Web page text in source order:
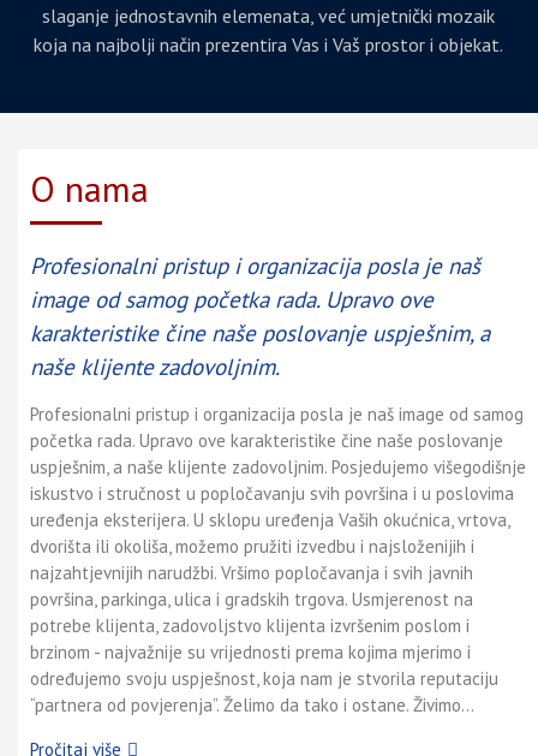
slaganje jednostavnih elemenata, već umjetnički mozaik
koja na najbolji način prezentira Vas i Vaš prostor i objekat.
O nama
Profesionalni pristup i organizacija posla je naš
image od samog početka rada. Upravo ove
karakteristike čine naše poslovanje uspješnim, a
naše klijente zadovoljnim.
Profesionalni pristup i organizacija posla je naš image od samog
početka rada. Upravo ove karakteristike čine naše poslovanje
uspješnim, a naše klijente zadovoljnim. Posjedujemo višegodišnje
iskustvo i stručnost u popločavanju svih površina i u poslovima
uređenja eksterijera. U sklopu uređenja Vaših okućnica, vrtova,
dvorišta ili okoliša, možemo pružiti izvedbu i najsloženijih i
najzahtjevnijih narudžbi. Vršimo popločavanja i svih javnih
površina, parkinga, ulica i gradskih trgova. Usmjerenost na
potrebe klijenta, zadovoljstvo klijenta izvršenim poslom i
brzinom - najvažnije su vrijednosti prema kojima mjerimo i
određujemo svoju uspješnost, koja nam je stvorila reputaciju
“partnera od povjerenja”. Želimo da tako i ostane. Živimo...
Pročitaj više